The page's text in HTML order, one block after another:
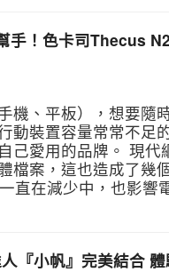
手！色卡司Thecus
機、平板），想要隨
動裝置容量常常不足
己愛用的品牌。 現
檔案，這也造成了幾
直在減少中，也影響
『小帆』完美結合